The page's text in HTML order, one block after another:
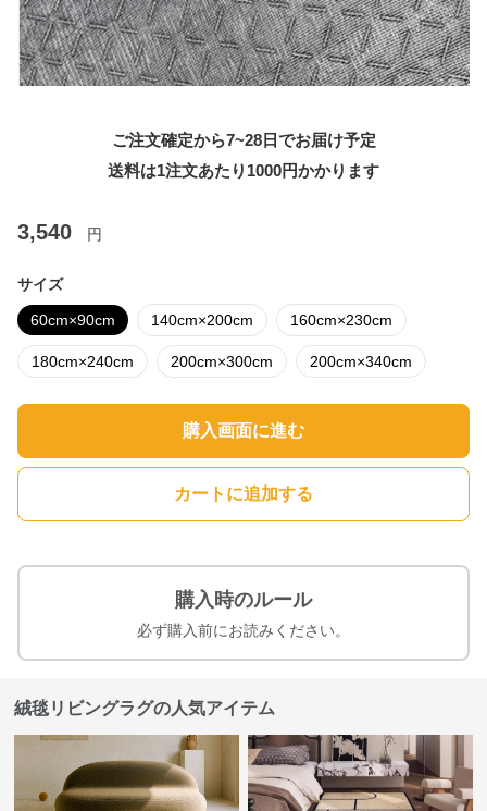
ご注文確定から7~28日でお届け予定
送料は1注文あたり 1000円かかります
3,540 円
サイズ
60cm×90cm 140cm×200cm 160cm×230cm
180cm×240cm 200cm×300cm 200cm×340cm
購入画面に進む
カートに追加する
購入時のルール
必ず購入前にお読みください。
絨毯リビングラグの人気アイテム